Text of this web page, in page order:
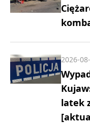
latek
2026-